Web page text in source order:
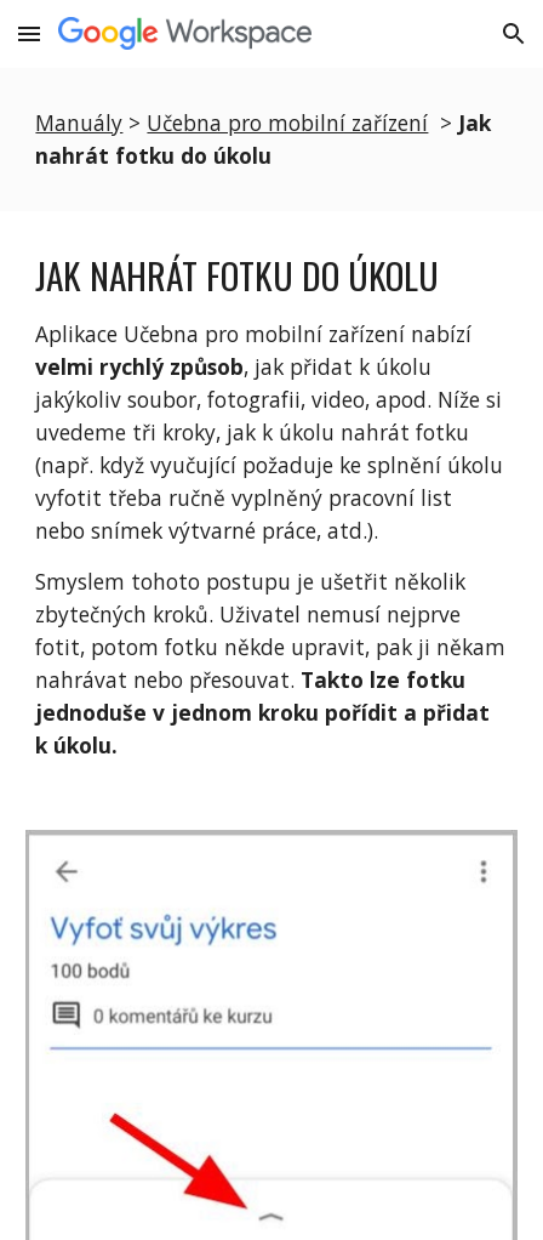
Skip to main content Skip to navigation
Manuály > Učebna pro mobilní zařízení
  >
Jak
nahrát fotku do úkolu
JAK NAHRÁT FOTKU DO ÚKOLU
velmi rychlý způsob, jak přidat k úkolu
jakýkoliv soubor, fotografii, video, apod. Níže si
uvedeme tři kroky, jak k úkolu nahrát fotku
(např. když vyučující požaduje ke splnění úkolu
vyfotit třeba ručně vyplněný pracovní list
nebo snímek výtvarné práce, atd.).
Smyslem tohoto postupu je ušetřit několik
zbytečných kroků. Uživatel nemusí nejprve
fotit, potom fotku někde upravit, pak ji někam
nahrávat nebo přesouvat. Takto lze fotku
jednoduše v jednom kroku pořídit a přidat
k úkolu.